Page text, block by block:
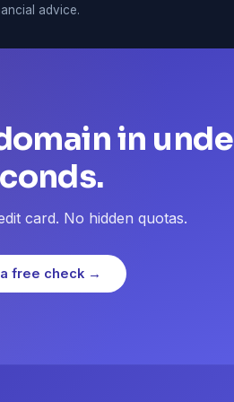
advice.
in
card. No hidden quotas.
free check →